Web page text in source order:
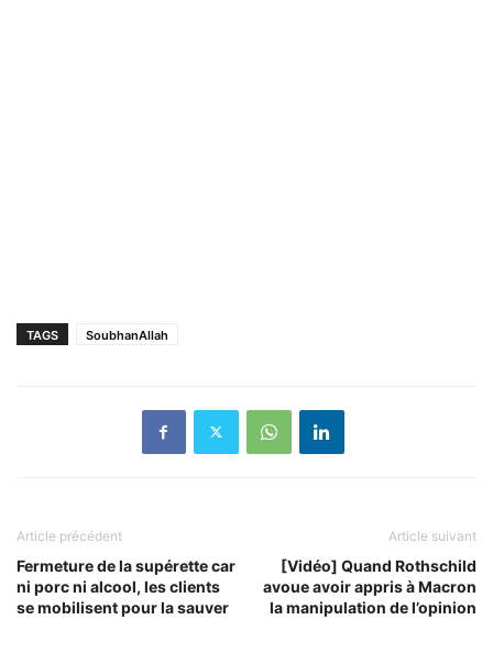
TAGS SoubhanAllah
Article précédent
Fermeture de la supérette car
ni porc ni alcool, les clients
se mobilisent pour la sauver
Article suivant
[Vidéo] Quand Rothschild
avoue avoir appris à Macron
la manipulation de l’opinion